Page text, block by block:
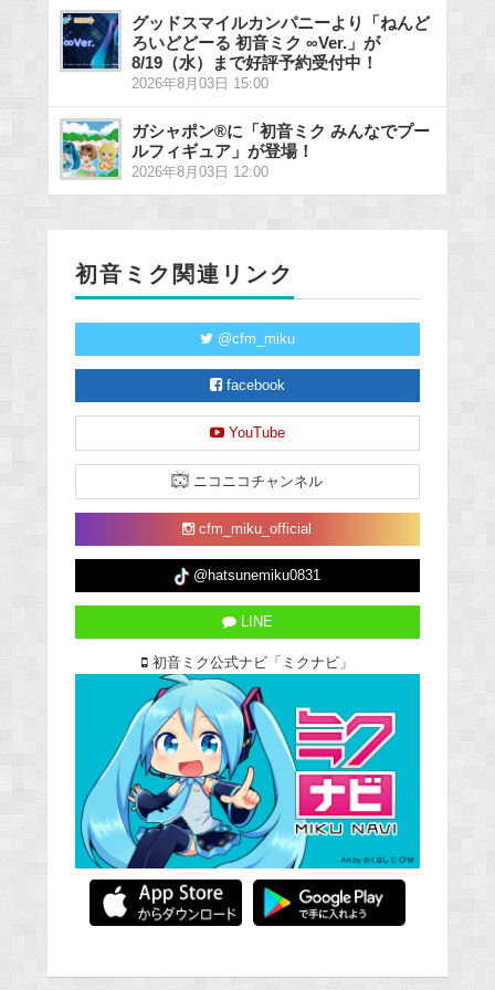
グッドスマイルカンパニーより「ねんど
ろいどどーる 初音ミク ∞Ver.」が
8/19（水）まで好評予約受付中！
2026年8月03日 15:00
ガシャポン®に「初音ミク みんなでプー
ルフィギュア」が登場！
2026年8月03日 12:00
初音ミク関連リンク
@cfm_miku
facebook
YouTube
ニコニコチャンネル
cfm_miku_official
@hatsunemiku0831
LINE
初音ミク公式ナビ「ミクナビ」